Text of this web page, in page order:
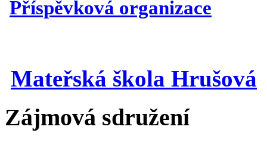
Příspěvková organizace
Mateřská škola Hrušová
Zájmová sdružení